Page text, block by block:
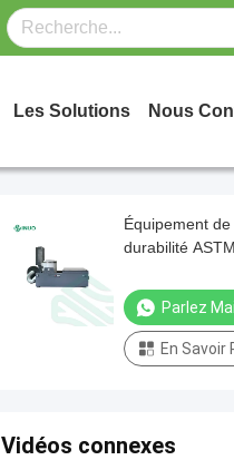
Les Solutions Nous
Équipement
durabilité
Parlez
En Savoir
Vidéos connexes